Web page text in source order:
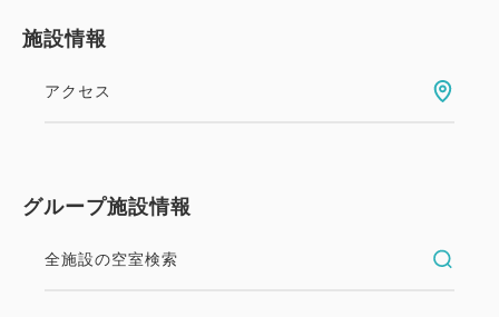
施設情報
アクセス
グループ施設情報
全施設の空室検索